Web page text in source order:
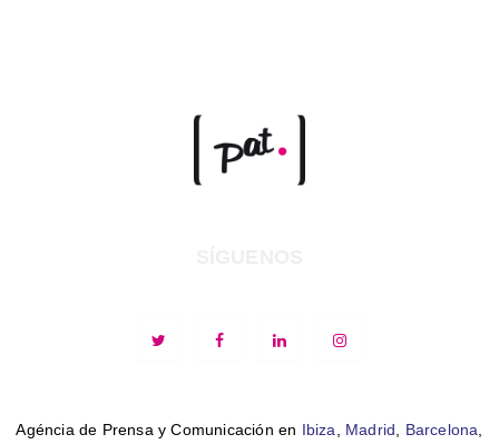
Agéncia de Prensa y Comunicación en Ibiza, Madrid, Barcelona,